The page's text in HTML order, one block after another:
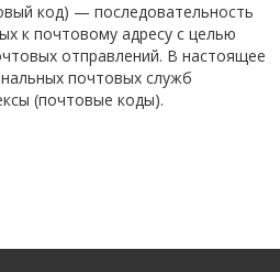
код) — последовательность
к почтовому адресу с целью
отправлений. В настоящее
почтовых служб
(почтовые коды).